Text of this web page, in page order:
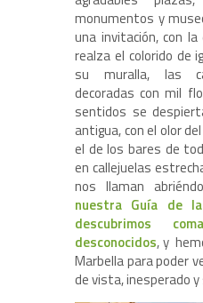
monumentos y
una invitación, con
realza el colorido de
su muralla, las
decoradas con mil
sentidos se
antigua, con el olor
el de los bares de
en callejuelas
nos llaman
nuestra Guía de
descubrimos
desconocidos, y
Marbella para poder
de vista, inesperado